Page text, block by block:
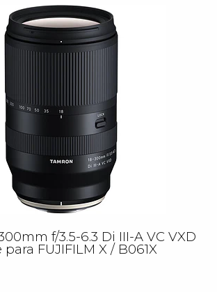
f/3.5-6.3 Di III-A VC VXD
para FUJIFILM X / B061X